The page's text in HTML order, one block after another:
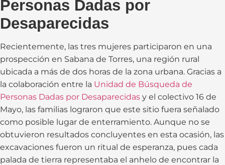
Personas Dadas por
Desaparecidas
Recientemente, las tres mujeres participaron en una
prospección en Sabana de Torres, una región rural
ubicada a más de dos horas de la zona urbana. Gracias a
la colaboración entre la Unidad de Búsqueda de
Personas Dadas por Desaparecidas y el colectivo 16 de
Mayo, las familias lograron que este sitio fuera señalado
como posible lugar de enterramiento. Aunque no se
obtuvieron resultados concluyentes en esta ocasión, las
excavaciones fueron un ritual de esperanza, pues cada
palada de tierra representaba el anhelo de encontrar la